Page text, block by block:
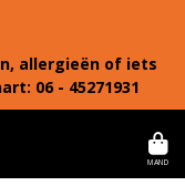
allergieën of iets
06 - 45271931
MAND